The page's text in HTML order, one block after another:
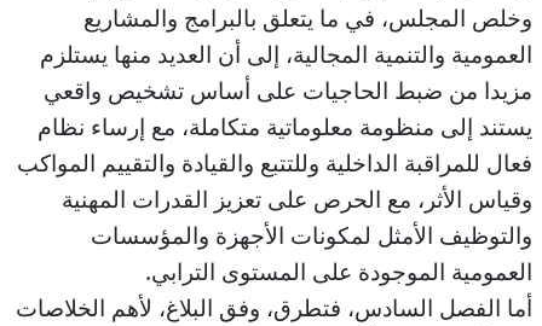
وخلص المجلس، في ما يتعلق بالبرامج والمشاريع
العمومية والتنمية المجالية، إلى أن العديد منها يستلزم
مزيدا من ضبط الحاجيات على أساس تشخيص واقعي
يستند إلى منظومة معلوماتية متكاملة، مع إرساء نظام
فعال للمراقبة الداخلية وللتتبع والقيادة والتقييم المواكب
وقياس الأثر، مع الحرص على تعزيز القدرات المهنية
والتوظيف الأمثل لمكونات الأجهزة والمؤسسات
العمومية الموجودة على المستوى الترابي.
أما الفصل السادس، فتطرق، وفق البلاغ، لأهم الخلاصات